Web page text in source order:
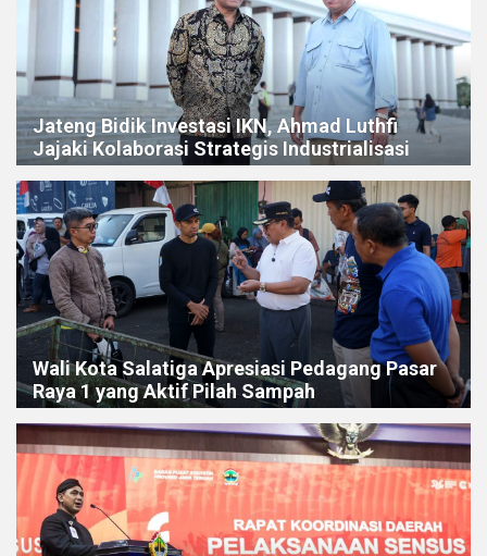
Jateng Bidik Investasi IKN, Ahmad Luthfi
Jajaki Kolaborasi Strategis Industrialisasi
Wali Kota Salatiga Apresiasi Pedagang Pasar
Raya 1 yang Aktif Pilah Sampah